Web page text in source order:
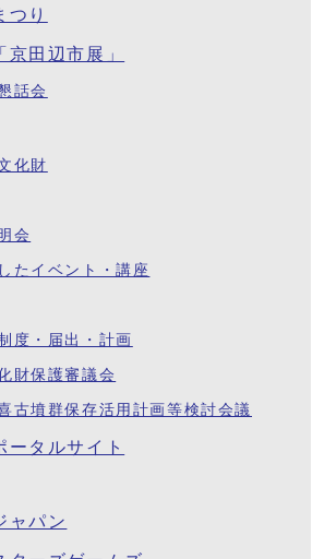
つり
田辺市展」
話会
化財
会
たイベント・講座
度・届出・計画
財保護審議会
古墳群保存活用計画等検討会議
ータルサイト
ャパン